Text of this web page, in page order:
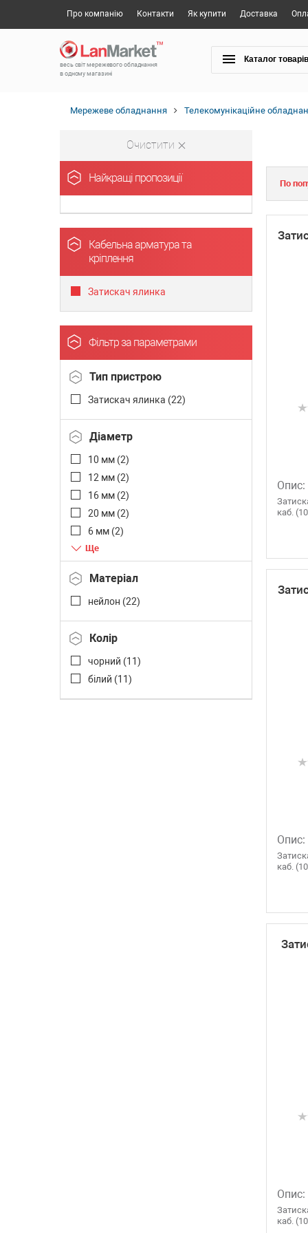
Про компанію Контакти Як купити Доставка
весь світ мережевого обладнання
в одному магазині
Каталог товарів
Мережеве обладнання Телекомунікаційне
Очистити
Найкращі пропозиції
Кабельна арматура та
кріплення
Затискач ялинка
Фільтр за параметрами
Тип пристрою
Затискач ялинка (22)
Діаметр
10 мм (2)
12 мм (2)
16 мм (2)
20 мм (2)
6 мм (2)
8 мм (
Матеріал
нейлон (22)
Колір
чорний (11)
білий (11)
По
Опис:
каб.
Опис:
каб.
Опис:
каб.